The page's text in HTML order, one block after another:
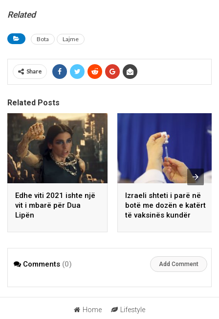
Related
Bota Lajme
Share
Related Posts
Edhe viti 2021 ishte një
vit i mbarë për Dua
Lipën
Izraeli shteti i parë në
botë me dozën e katërt
të vaksinës kundër
Comments (0) Add Comment
Home Lifestyle